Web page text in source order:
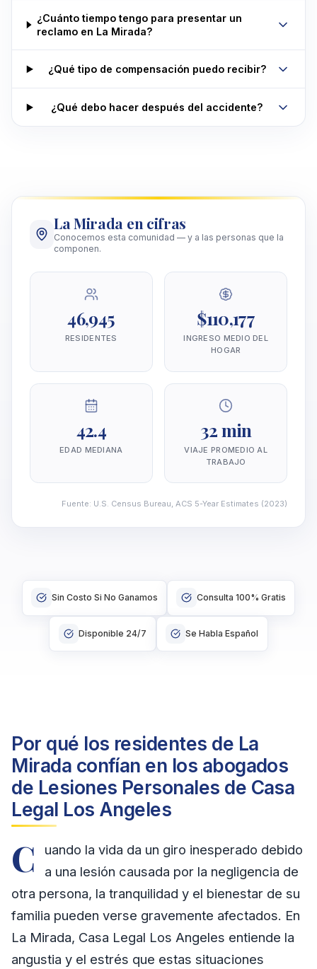
¿Cuánto tiempo tengo para presentar un
reclamo en La Mirada?
¿Qué tipo de compensación puedo recibir?
¿Qué debo hacer después del accidente?
La Mirada en cifras
Conocemos esta comunidad — y a las personas que la
componen.
46,945
RESIDENTES
$110,177
INGRESO MEDIO DEL
HOGAR
42.4
EDAD MEDIANA
32 min
VIAJE PROMEDIO AL
TRABAJO
Fuente: U.S. Census Bureau, ACS 5-Year Estimates (2023)
Sin Costo Si No Ganamos Consulta 100% Gratis
Disponible 24/7 Se Habla Español
Por qué los residentes de La
Mirada confían en los abogados
de Lesiones Personales de Casa
Legal Los Angeles
C
uando la vida da un giro inesperado debido
a una lesión causada por la negligencia de
otra persona, la tranquilidad y el bienestar de su
familia pueden verse gravemente afectados. En
La Mirada, Casa Legal Los Angeles entiende la
angustia y el estrés que estas situaciones